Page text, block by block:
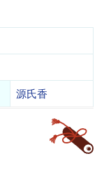
源氏香